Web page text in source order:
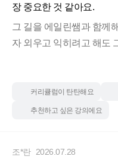
영어로 대화하는 스킬을
했습니다.
참여하시는 분들께 5월까
have, make, do 콜로케이
장 중요한 것 같아요.
그 길을 에일린쌤과 함께
자 외우고 익히려고 해도
그런 고민과 문제들은 에
니다. 단어 하나하나에 집
커리큘럼이 탄탄해요
추천하고 싶은 강의에요
조*란 2026.07.28